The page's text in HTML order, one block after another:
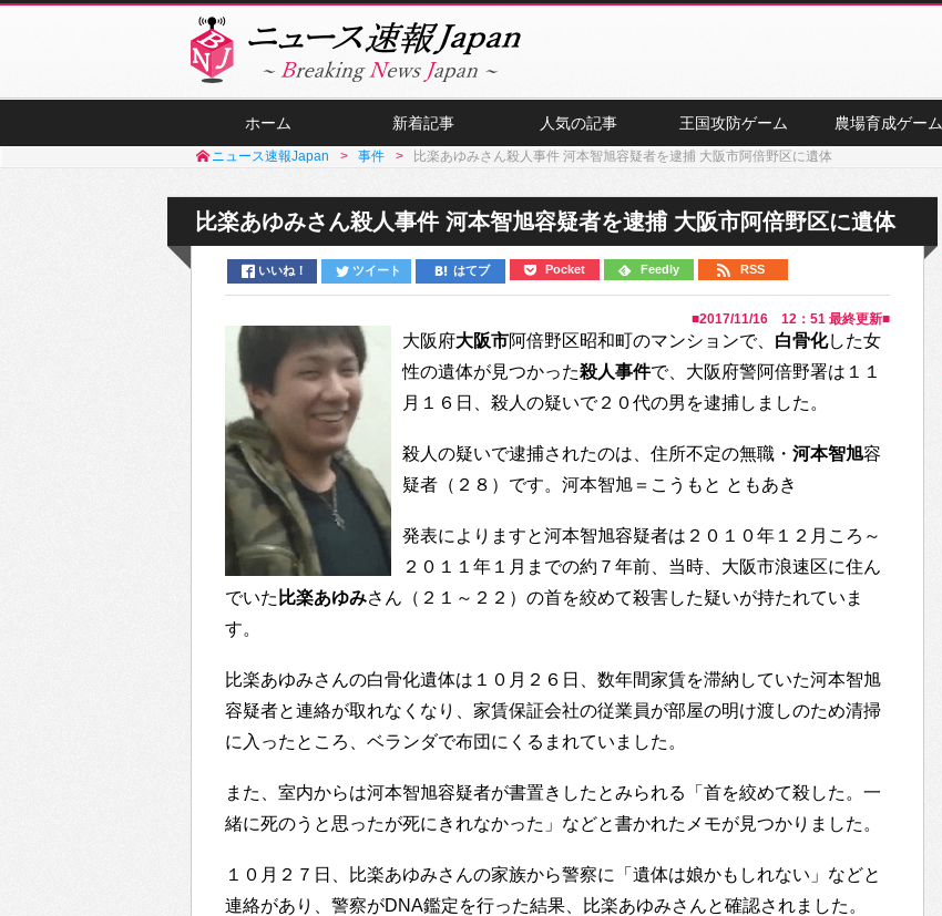
ホーム 新着記事 人気の記事 王国攻防ゲーム 農場育成ゲーム
ニュース速報Japan 事件 比楽あゆみさん殺人事件 河本智旭容疑者を逮捕 大阪市阿倍野区に遺体
比楽あゆみさん殺人事件 河本智旭容疑者を逮捕 大阪市阿倍野区に遺体
いいね！ ツイート はてブ Pocket Feedly RSS
■2017/11/16 12：51 最終更新■
大阪府大阪市阿倍野区昭和町のマンションで、 白骨化した女
性の遺体が見つかった殺人事件で、大阪府警阿倍野署は１１
月１６日、殺人の疑いで２０代の男を逮捕しました。
殺人の疑いで逮捕されたのは、住所不定の無職・ 河本智旭容
疑者（２８）です。河本智旭＝こうもと ともあき
発表によりますと河本智旭容疑者は２０１０年１２月ころ～
２０１１年１月までの約７年前、当時、大阪市浪速区に住ん
でいた 比楽あゆみさん（２１～２２）の首を絞めて殺害した疑いが持たれていま
す。
比楽あゆみさんの白骨化遺体は１０月２６日、数年間家賃を滞納していた河本智旭
容疑者と連絡が取れなくなり、家賃保証会社の従業員が部屋の明け渡しのため清掃
に入ったところ、ベランダで布団にくるまれていました。
また、室内からは河本智旭容疑者が書置きしたとみられる「首を絞めて殺した。一
緒に死のうと思ったが死にきれなかった」などと書かれたメモが見つかりました。
１０月２７日、比楽あゆみさんの家族から警察に「遺体は娘かもしれない」などと
連絡があり、警察がDNA鑑定を行った結果、比楽あゆみさんと確認されました。